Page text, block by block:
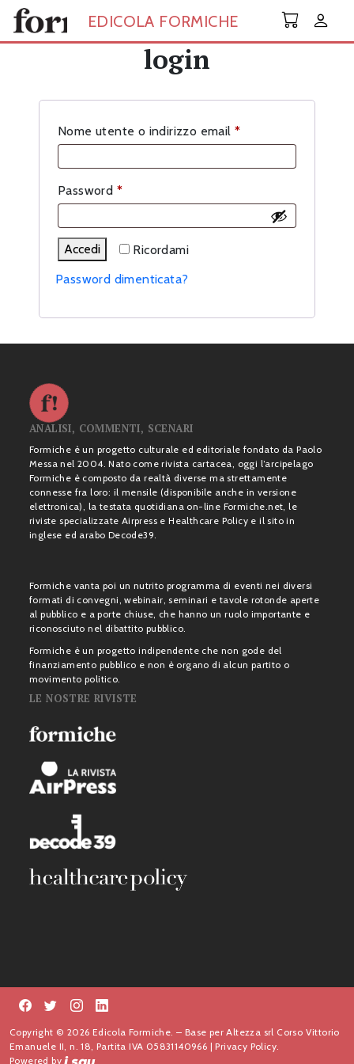
Skip to main content
EDICOLA FORMICHE
login
Nome utente o indirizzo email *Richiesto
Password *Richiesto
Ricordami
Accedi
Password dimenticata?
ANALISI, COMMENTI, SCENARI
Formiche è un progetto culturale ed editoriale fondato da Paolo
Messa nel 2004. Nato come rivista cartacea, oggi l’arcipelago
Formiche è composto da realtà diverse ma strettamente
connesse fra loro: il mensile (disponibile anche in versione
elettronica), la testata quotidiana on-line Formiche.net, le
riviste specializzate Airpress e Healthcare Policy e il sito in
inglese ed arabo Decode39.
Formiche vanta poi un nutrito programma di eventi nei diversi
formati di convegni, webinair, seminari e tavole rotonde aperte
al pubblico e a porte chiuse, che hanno un ruolo importante e
riconosciuto nel dibattito pubblico.
Formiche è un progetto indipendente che non gode del
finanziamento pubblico e non è organo di alcun partito o
movimento politico.
LE NOSTRE RIVISTE
Copyright © 2026 Edicola Formiche. – Base per Altezza srl Corso Vittorio
Emanuele II, n. 18, Partita IVA 05831140966 |Privacy Policy.
Powered by